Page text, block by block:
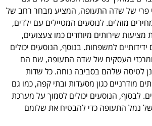
פרי של שדה התעופה, המציע מבחר רחב של
מוזלים. לנוסעים המטיילים עם ילדים,
מציעות שירותים מיוחדים כמו צעצועים,
למשפחות. בנוסף, הנוסעים יכולים
העסקים של שדה התעופה, שם הם
לטיסה שלהם בסביבה נוחה. כל שדות
מודרניים כגון מסעדות ובתי קפה, כמו גם
לבסוף, הנוסעים יכולים לסמוך על מערכת
נמל התעופה כדי להבטיח את שלומם